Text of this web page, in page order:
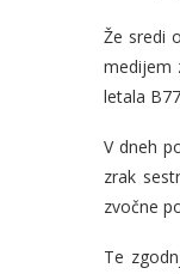
Že sredi
medijem
letala
V dneh
zrak
zvočne
Te